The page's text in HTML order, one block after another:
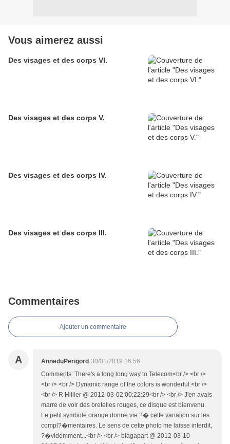
Vous aimerez aussi
Des visages et des corps VI.
Des visages et des corps V.
Des visages et des corps IV.
Des visages et des corps III.
Commentaires
Ajouter un commentaire
A AnneduPerigord 30/01/2019 16:56
Comments: There's a long long way to Telecom<br /> <br />
<br /> <br /> Dynamic range of the colors is wonderful.<br />
<br /> R Hillier @ 2012-03-02 00:22:29<br /> <br /> J'en avais
marre de voir des bretelles rouges, ce disque est bienvenu.
Le petit symbole orange donne vie ?� cette variation sur les
compl?�mentaires. Le sens de cette photo me laisse interdit,
?�videmment...<br /> <br /> blagapart @ 2012-03-10